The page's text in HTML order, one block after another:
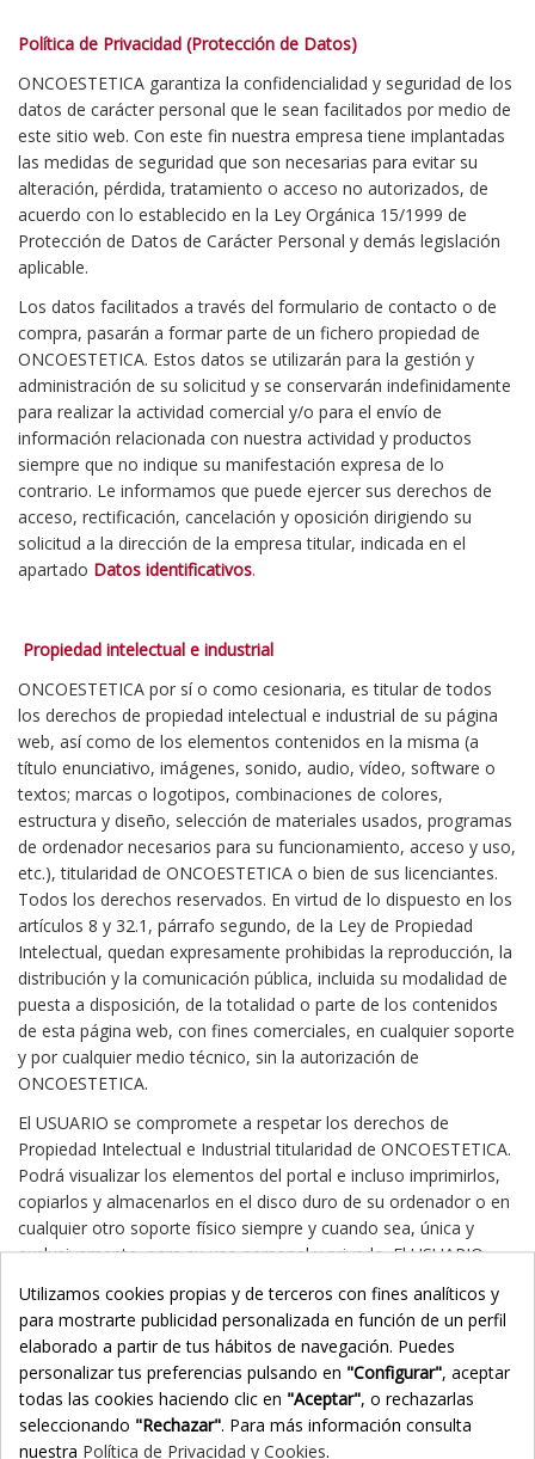
Política de Privacidad (Protección de Datos)
ONCOESTETICA garantiza la confidencialidad y seguridad de los
datos de carácter personal que le sean facilitados por medio de
este sitio web. Con este fin nuestra empresa tiene implantadas
las medidas de seguridad que son necesarias para evitar su
alteración, pérdida, tratamiento o acceso no autorizados, de
acuerdo con lo establecido en la Ley Orgánica 15/1999 de
Protección de Datos de Carácter Personal y demás legislación
aplicable.
Los datos facilitados a través del formulario de contacto o de
compra, pasarán a formar parte de un fichero propiedad de
ONCOESTETICA. Estos datos se utilizarán para la gestión y
administración de su solicitud y se conservarán indefinidamente
para realizar la actividad comercial y/o para el envío de
información relacionada con nuestra actividad y productos
siempre que no indique su manifestación expresa de lo
contrario. Le informamos que puede ejercer sus derechos de
acceso, rectificación, cancelación y oposición dirigiendo su
solicitud a la dirección de la empresa titular, indicada en el
apartado Datos identificativos.
Propiedad intelectual e industrial
ONCOESTETICA por sí o como cesionaria, es titular de todos
los derechos de propiedad intelectual e industrial de su página
web, así como de los elementos contenidos en la misma (a
título enunciativo, imágenes, sonido, audio, vídeo, software o
textos; marcas o logotipos, combinaciones de colores,
estructura y diseño, selección de materiales usados, programas
de ordenador necesarios para su funcionamiento, acceso y uso,
etc.), titularidad de ONCOESTETICA o bien de sus licenciantes.
Todos los derechos reservados. En virtud de lo dispuesto en los
artículos 8 y 32.1, párrafo segundo, de la Ley de Propiedad
Intelectual, quedan expresamente prohibidas la reproducción, la
distribución y la comunicación pública, incluida su modalidad de
puesta a disposición, de la totalidad o parte de los contenidos
de esta página web, con fines comerciales, en cualquier soporte
y por cualquier medio técnico, sin la autorización de
ONCOESTETICA.
El USUARIO se compromete a respetar los derechos de
Propiedad Intelectual e Industrial titularidad de ONCOESTETICA.
Podrá visualizar los elementos del portal e incluso imprimirlos,
copiarlos y almacenarlos en el disco duro de su ordenador o en
cualquier otro soporte físico siempre y cuando sea, única y
exclusivamente, para su uso personal y privado. El USUARIO
cualquier dispositivo de protección o sistema de seguridad que
estuviera instalado en el las páginas de ONCOESTETICA.
Exclusiones de garantías y responsabilidad
ONCOESTETICA no se hace responsable, en ningún caso, de los
Utilizamos cookies propias y de terceros con fines analíticos y
para mostrarte publicidad personalizada en función de un perfil
elaborado a partir de tus hábitos de navegación. Puedes
personalizar tus preferencias pulsando en "Configurar", aceptar
todas las cookies haciendo clic en "Aceptar", o rechazarlas
seleccionando "Rechazar". Para más información consulta
nuestra Política de Privacidad y Cookies.